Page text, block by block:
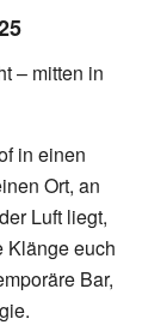
– mitten in
in einen
Ort, an
Luft liegt,
Klänge euch
Bar,